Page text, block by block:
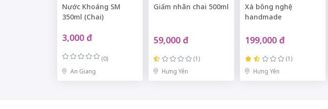
Nước Khoáng SM
350ml (Chai)
3,000 đ
(0)
An Giang
Giấm nhãn chai 500ml
59,000 đ
(1)
Hưng Yên
Xà bông nghệ
handmade
199,000 đ
(1)
Hưng Yên